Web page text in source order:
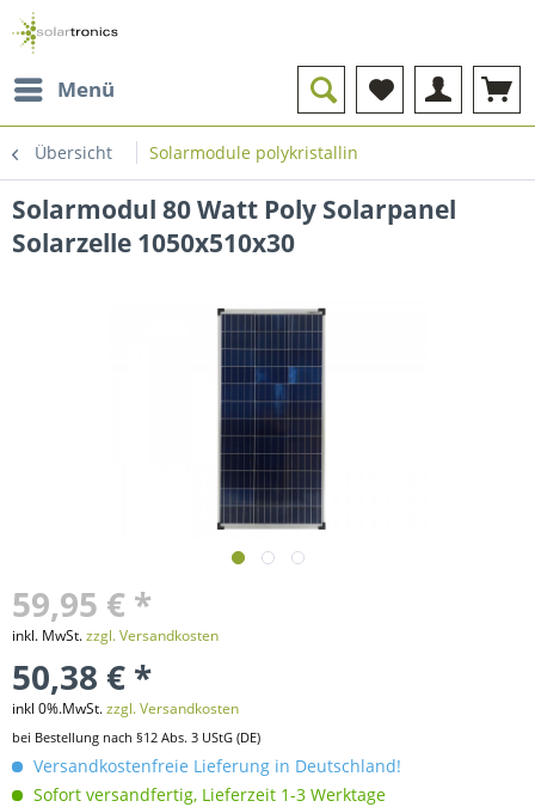
Menü
Übersicht Solarmodule polykristallin
Solarmodul 80 Watt Poly Solarpanel
Solarzelle 1050x510x30
59,95 € *
inkl. MwSt.zzgl. Versandkosten
50,38 € *
inkl 0%.MwSt.zzgl. Versandkosten
bei Bestellung nach §12 Abs. 3 UStG (DE)
Versandkostenfreie Lieferung in Deutschland!
Sofort versandfertig, Lieferzeit 1-3 Werktage